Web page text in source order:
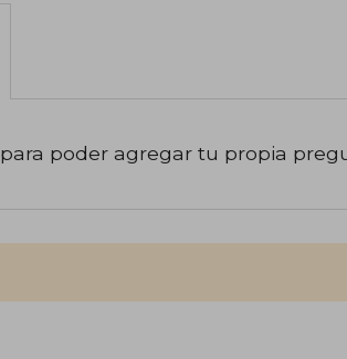
para poder agregar tu propia